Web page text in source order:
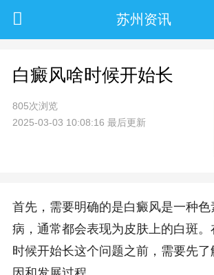
苏州资讯
白癜风啥时候开始长
805次浏览
2025-03-03 10:08:16 最后更新
首先，需要明确的是白癜风是一种色
病，通常都会表现为皮肤上的白斑。
时候开始长这个问题之前，需要先